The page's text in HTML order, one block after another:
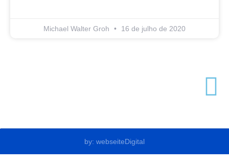
Michael Walter Groh 16 de julho de 2020
by: webseiteDigital